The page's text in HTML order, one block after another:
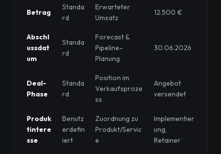
Betrag
Standa
rd
Erwarteter
Umsatz
12.500 €
Abschl
ussdat
um
Standa
rd
Forecast &
Pipeline-
Planung
30.06.2026
Deal-
Phase
Standa
rd
Position im
Verkaufsproze
ss
Angebot
versendet
Produk
tintere
sse
Benutz
erdefin
iert
Zuordnung zu
Produkt/Servic
e
Implementier
ung,
Retainer